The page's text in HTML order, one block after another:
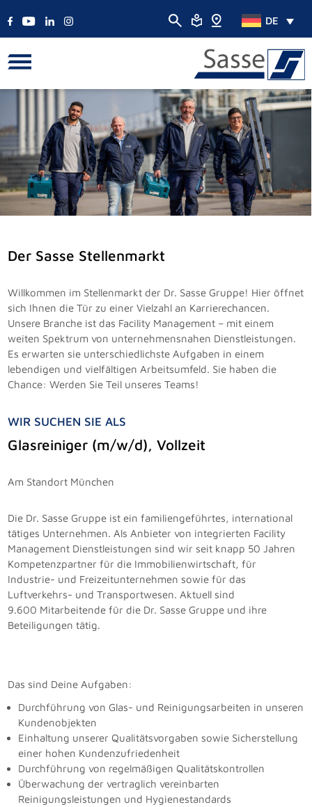
DE
Der Sasse Stellenmarkt
Willkommen im Stellenmarkt der Dr. Sasse Gruppe! Hier öffnet
sich Ihnen die Tür zu einer Vielzahl an Karrierechancen.
Unsere Branche ist das Facility Management – mit einem
weiten Spektrum von unternehmensnahen Dienstleistungen.
Es erwarten sie unterschiedlichste Aufgaben in einem
lebendigen und vielfältigen Arbeitsumfeld. Sie haben die
Chance: Werden Sie Teil unseres Teams!
WIR SUCHEN SIE ALS
Glasreiniger (m/w/d), Vollzeit
Am Standort München
Die Dr. Sasse Gruppe ist ein familiengeführtes, international
tätiges Unternehmen. Als Anbieter von integrierten Facility
Management Dienstleistungen sind wir seit knapp 50 Jahren
Kompetenzpartner für die Immobilienwirtschaft, für
Industrie- und Freizeitunternehmen sowie für das
Luftverkehrs- und Transportwesen. Aktuell sind
9.600 Mitarbeitende für die Dr. Sasse Gruppe und ihre
Beteiligungen tätig.
Das sind Deine Aufgaben:
Durchführung von Glas- und Reinigungsarbeiten in unseren
Kundenobjekten
Einhaltung unserer Qualitätsvorgaben sowie Sicherstellung
einer hohen Kundenzufriedenheit
Durchführung von regelmäßigen Qualitätskontrollen
Überwachung der vertraglich vereinbarten
Reinigungsleistungen und Hygienestandards​​​​​​​